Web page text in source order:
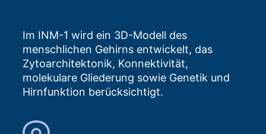
Im INM-1 wird ein 3D-Modell des
menschlichen Gehirns entwickelt, das
Zytoarchitektonik, Konnektivität,
molekulare Gliederung sowie Genetik und
Hirnfunktion berücksichtigt.